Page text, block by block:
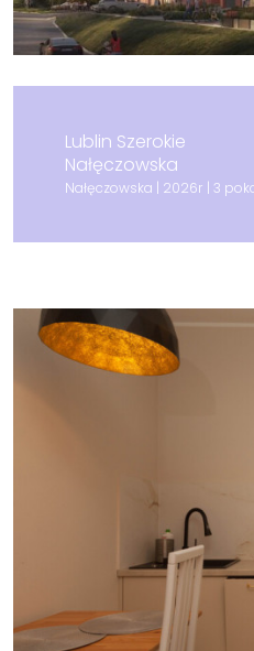
Lublin Szerokie
Nałęczowska
Nałęczowska | 2026r | 3